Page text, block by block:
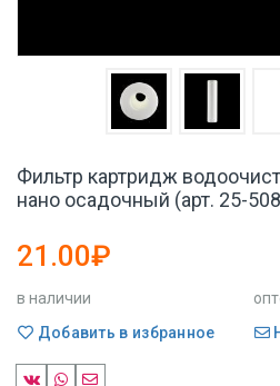
Фильтр картридж
нано осадочный (арт. 25-
21.00₽
в наличии
Добавить в избранное